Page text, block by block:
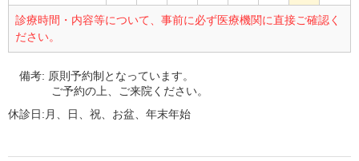
診療時間・内容等について、事前に必ず医療機関に直接ご確認く
ださい。
備考: 原則予約制となっています。
ご予約の上、ご来院ください。
休診日: 月、日、祝、お盆、年末年始